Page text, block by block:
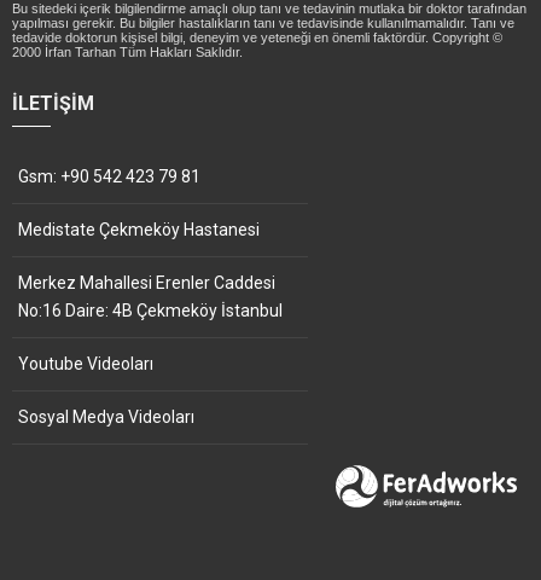
Bu sitedeki içerik bilgilendirme amaçlı olup tanı ve tedavinin mutlaka bir doktor tarafından
yapılması gerekir. Bu bilgiler hastalıkların tanı ve tedavisinde kullanılmamalıdır. Tanı ve
tedavide doktorun kişisel bilgi, deneyim ve yeteneği en önemli faktördür. Copyright ©
2000 İrfan Tarhan Tüm Hakları Saklıdır.
İLETIŞIM
Gsm: +90 542 423 79 81
Medistate Çekmeköy Hastanesi
Merkez Mahallesi Erenler Caddesi
No:16 Daire: 4B Çekmeköy İstanbul
Youtube Videoları
Sosyal Medya Videoları